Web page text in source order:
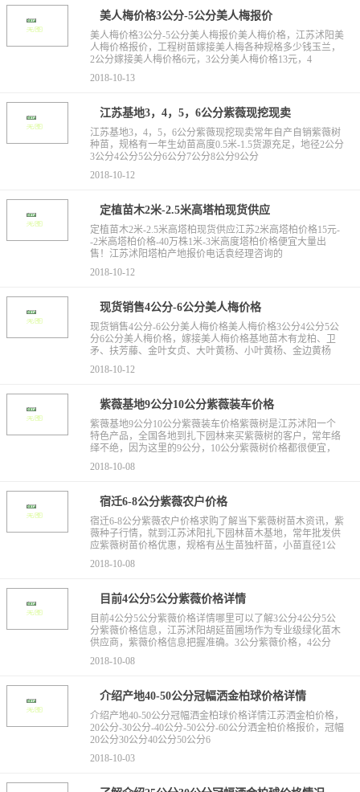
美人梅价格3公分-5公分美人梅报价
美人梅价格3公分-5公分美人梅报价美人梅价格，江苏沭阳美
人梅价格报价，工程树苗嫁接美人梅各种规格多少钱玉兰，
2公分嫁接美人梅价格6元，3公分美人梅价格13元，4
2018-10-13
江苏基地3，4，5，6公分紫薇现挖现卖
江苏基地3，4，5，6公分紫薇现挖现卖常年自产自销紫薇树
种苗，规格有一年生幼苗高度0.5米-1.5货源充足，地径2公分
3公分4公分5公分6公分7公分8公分9公分
2018-10-12
定植苗木2米-2.5米高塔柏现货供应
定植苗木2米-2.5米高塔柏现货供应江苏2米高塔柏价格15元-
-2米高塔柏价格-40万株1米-3米高度塔柏价格便宜大量出
售！江苏沭阳塔柏产地报价电话袁经理咨询的
2018-10-12
现货销售4公分-6公分美人梅价格
现货销售4公分-6公分美人梅价格美人梅价格3公分4公分5公
分6公分美人梅价格，嫁接美人梅价格基地苗木有龙柏、卫
矛、扶芳藤、金叶女贞、大叶黄杨、小叶黄杨、金边黄杨
2018-10-12
紫薇基地9公分10公分紫薇装车价格
紫薇基地9公分10公分紫薇装车价格紫薇树是江苏沭阳一个
特色产品，全国各地到扎下园林来买紫薇树的客户，常年络
绎不绝，因为这里的9公分，10公分紫薇树价格都很便宜，
2018-10-08
宿迁6-8公分紫薇农户价格
宿迁6-8公分紫薇农户价格求购了解当下紫薇树苗木资讯，紫
薇种子行情，就到江苏沭阳扎下园林苗木基地，常年批发供
应紫薇树苗价格优惠，规格有丛生苗独杆苗，小苗直径1公
2018-10-08
目前4公分5公分紫薇价格详情
目前4公分5公分紫薇价格详情哪里可以了解3公分4公分5公
分紫薇价格信息，江苏沭阳胡延苗圃场作为专业级绿化苗木
供应商，紫薇价格信息把握准确。3公分紫薇价格，4公分
2018-10-08
介绍产地40-50公分冠幅洒金柏球价格详情
介绍产地40-50公分冠幅洒金柏球价格详情江苏洒金柏价格，
20公分-30公分-40公分-50公分-60公分洒金柏价格报价，冠幅
20公分30公分40公分50公分6
2018-10-03